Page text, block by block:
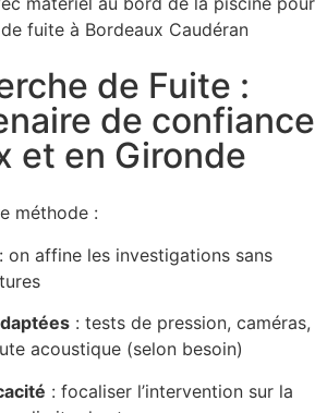
de Fuite :
de confiance
et en Gironde
méthode :
: on affine les investigations sans
: tests de pression, caméras,
acoustique (selon besoin)
: focaliser l’intervention sur la